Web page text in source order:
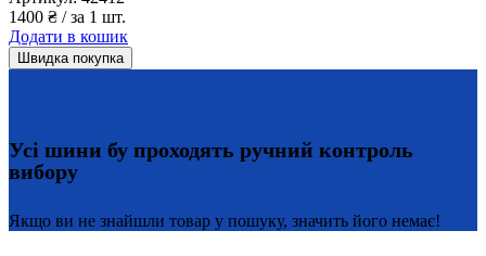
1400 ₴ / за 1 шт.
Додати в кошик
Швидка покупка
Усі шини бу проходять ручний контроль
вибору
Якщо ви не знайшли товар у пошуку, значить його немає!